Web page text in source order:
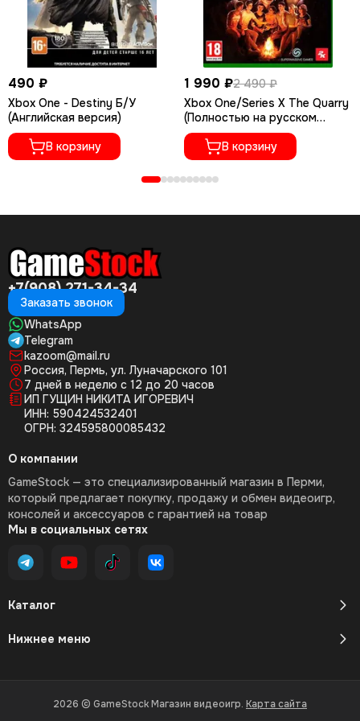
490 ₽
Xbox One - Destiny Б/У
(Английская версия)
В корзину
1 990 ₽2 490 ₽
Xbox One/Series X The Quarry
(Полностью на русском
языке)
В корзину
+7(908) 271-34-34
Заказать звонок
WhatsApp
Telegram
kazoom@mail.ru
Россия, Пермь, ул. Луначарского 101
7 дней в неделю с 12 до 20 часов
ИП ГУЩИН НИКИТА ИГОРЕВИЧ
ИНН: 590424532401
ОГРН: 324595800085432
Каталог
Нижнее меню
О компании
GameStock — это специализированный магазин в Перми,
который предлагает покупку, продажу и обмен видеоигр,
консолей и аксессуаров с гарантией на товар
Мы в социальных сетях
2026 © GameStock Магазин видеоигр. Карта сайта